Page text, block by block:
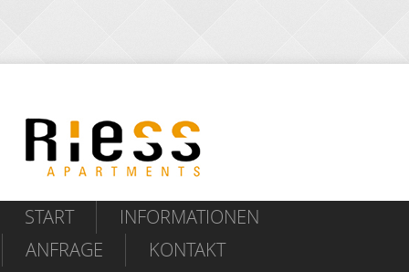
START
INFORMATIONEN
ANFRAGE
KONTAKT